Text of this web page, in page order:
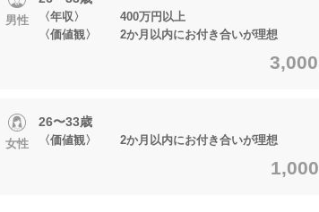
男性
〈年収〉 400万円以上
〈価値観〉 2か月以内にお付き合いが理想
3,000
女性
26〜33歳
〈価値観〉 2か月以内にお付き合いが理想
1,000